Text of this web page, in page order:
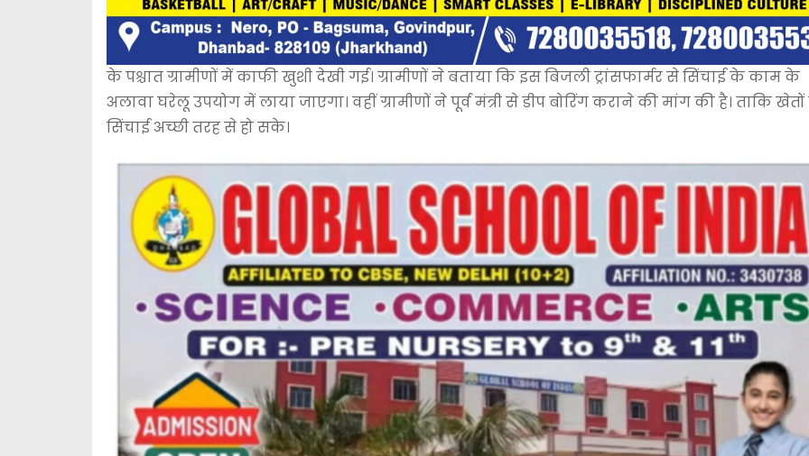
के पश्चात ग्रामीणों में काफी खुशी देखी गई। ग्रामीणों ने बताया कि इस बिजली ट्रांसफार्मर से सिंचाई के काम के
अलावा घरेलू उपयोग में लाया जाएगा। वहीं ग्रामीणों ने पूर्व मंत्री से डीप बोरिंग कराने की मांग की है। ताकि
सिंचाई अच्छी तरह से हो सके।